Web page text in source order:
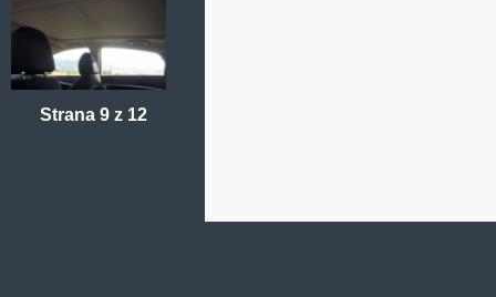
Strana 9 z 12